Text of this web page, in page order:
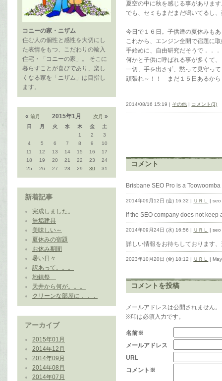
コニーの家・ニザム
住む人の個性と感性を大切にし
た表情をもつ、こだわりの輸入
住宅・「コニーの家」。 そこに
暮らすことが喜びであり、楽し
くなる家を「ニザム」は目指し
ます。
«前月 次月 »
2015年1月
日 月 火 水 木 金
土
1
2
3
4
5 6 7 8 9
10
11
12 13 14 15 16
17
18
19 20 21 22 23
24
25
26 27 28 29 30 31
新着記事
完成しました。
無垢建具
美味しい～
夏休みの宿題
お休み期間
暑い日々
訳あって。。。
地鎮祭
天井から何が。。。
クリーンな部屋に．．．
アーカイブ
2015年01月
2014年12月
2014年09月
2014年08月
2014年07月
夏空の中に秋を感じる事がありま
でも、セミもまだまだ鳴いてるし
今日で１６日。子供達の夏休みも
これから、エンジン全開で宿題に
手始めに、自由研究だそうで．．．
何かと子供に呼ばれる事が多くて
一切、手を出さず、黙って見守っ
頑張れ～！！ まだ１５日あるから
2014/08/16 15:19 | その他 | コメント(3)
コメント
Brisbane SEO Pro is a
2014年09月12日 (金) 16:32 | ＵＲＬ | seo
If the SEO company does not
2014年09月24日 (水) 16:56 | ＵＲＬ | seo
詳しい情報をお待ちしております
2023年10月20日 (金) 18:12 | ＵＲＬ |
コメントを投稿
メールアドレスは公開されません。
※印は必須入力です。
名前※
メールアドレス
URL
コメント※